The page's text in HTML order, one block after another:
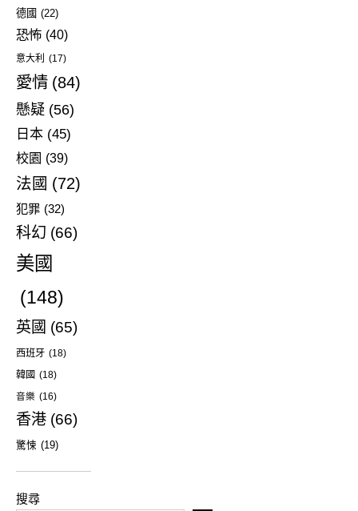
德國 (22)
恐怖 (40)
意大利 (17)
愛情 (84)
懸疑 (56)
日本 (45)
校園 (39)
法國 (72)
犯罪 (32)
科幻 (66)
美國
(148)
英國 (65)
西班牙 (18)
韓國 (18)
音樂 (16)
香港 (66)
驚悚 (19)
搜尋